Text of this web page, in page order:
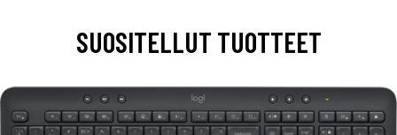
SUOSITELLUT TUOTTEET